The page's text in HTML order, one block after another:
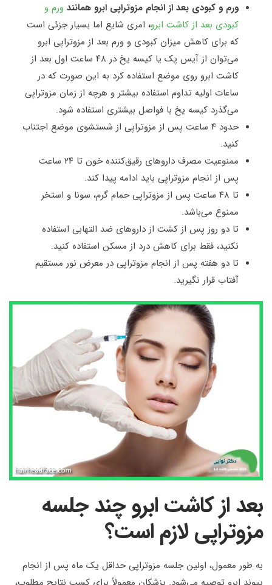
ورم و کبودی بعد از انجام مزوتراپی ابرو همانند ورم و
کبودی بعد از کاشت ابرو، امری شایع اما بسیار جزئی است
که برای کاهش میزان کبودی و ورم بعد از مزوتراپی ابرو
می‌توان از آیس پک یا کیسه یخ در ۴۸ ساعت اول بعد از
کاشت ابرو روی موضع استفاده کرد به این صورت که در
ساعات اولیه تداوم استفاده بیشتر و هرچه از زمان مزوتراپی
می‌گذرد کیسه یخ با فواصل بیشتری استفاده شود.
حدود ۴ ساعت پس از مزوتراپی از شستشوی موضع اجتناب
کنید.
ممنوعیت مصرف داروهای رقیق‌کننده خون تا ۲۴ ساعت
پس از انجام مزوتراپی باید ادامه پیدا کند.
تا ۴۸ ساعت پس از مزوتراپی حمام گرم، سونا و استخر
ممنوع می‌باشد.
تا دو روز پس از کشت از داروهای ضد التهابی استفاده
نکنید، فقط برای کاهش درد از مسکن استفاده کنید.
تا دو هفته پس از انجام مزوتراپی در معرض نور مستقیم
آفتاب قرار نگیرید.
بعد از کاشت ابرو چند جلسه
مزوتراپی لازم است؟
به طور معمول، اولین جلسه مزوتراپی حداقل یک ماه پس از انجام